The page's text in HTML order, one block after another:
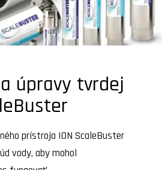
úpravy tvrdej
prístroja ION ScaleBuster
vody, aby mohol